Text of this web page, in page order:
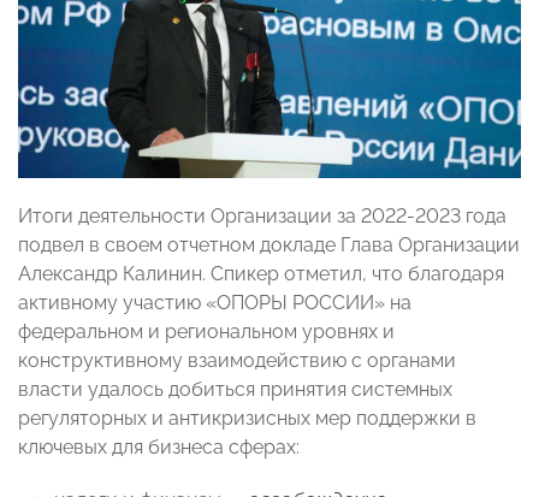
Итоги деятельности Организации за 2022-2023 года
подвел в своем отчетном докладе Глава Организации
Александр Калинин. Спикер отметил, что благодаря
активному участию «ОПОРЫ РОССИИ» на
федеральном и региональном уровнях и
конструктивному взаимодействию с органами
власти удалось добиться принятия системных
регуляторных и антикризисных мер поддержки в
ключевых для бизнеса сферах: